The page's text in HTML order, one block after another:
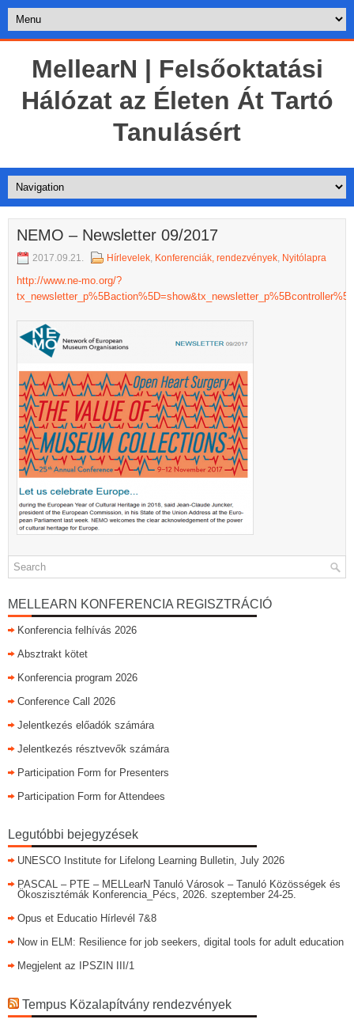
MellearN | Felsőoktatási
Hálózat az Életen Át Tartó
Tanulásért
NEMO – Newsletter 09/2017
2017.09.21. Hírlevelek, Konferenciák, rendezvények, Nyitólapra
http://www.ne-mo.org/?
MELLEARN KONFERENCIA REGISZTRÁCIÓ
Konferencia felhívás 2026
Absztrakt kötet
Konferencia program 2026
Conference Call 2026
Jelentkezés előadók számára
Jelentkezés résztvevők számára
Participation Form for Presenters
Participation Form for Attendees
Legutóbbi bejegyzések
UNESCO Institute for Lifelong Learning Bulletin, July 2026
PASCAL – PTE – MELLearN Tanuló Városok – Tanuló Közösségek és
Ökoszisztémák Konferencia_Pécs, 2026. szeptember 24-25.
Opus et Educatio Hírlevél 7&8
Now in ELM: Resilience for job seekers, digital tools for adult education
Megjelent az IPSZIN III/1
Tempus Közalapítvány rendezvények